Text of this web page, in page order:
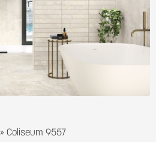
» Coliseum 9557